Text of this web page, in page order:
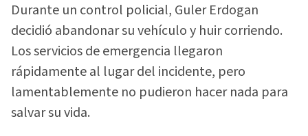
Durante un control policial, Guler Erdogan
decidió abandonar su vehículo y huir corriendo.
Los servicios de emergencia llegaron
rápidamente al lugar del incidente, pero
lamentablemente no pudieron hacer nada para
salvar su vida.